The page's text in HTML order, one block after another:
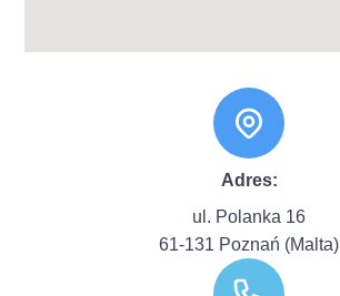
Adres:
ul. Polanka 16
61-131 Poznań (Malta)